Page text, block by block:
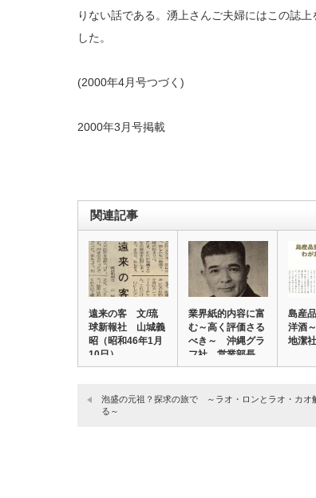
りない話である。湧上さんご夫婦にはこの誌
した。
(2000年4月号つづく)
2000年3月号掲載
関連記事
遠来の客 文/琉
球新報社 山城義
昭（昭和46年1月
10日）
業界紙的内容に富
む～高く評価さる
べき～ 沖縄グラ
フ社 営業部長
…
島産
洋酒
地潔
泡盛の元祖？探求の旅で ～ラオ・ロンとラオ・カオ
る～